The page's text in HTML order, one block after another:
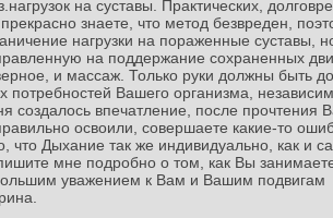
на суставы. Практических,
знаете, что метод безвреден,
нагрузки на пораженные суставы,
на поддержание сохраненных
и массаж. Только руки должны быть
потребностей Вашего организма,
создалось впечатление, после прочтения
освоили, совершаете какие-то
что Дыхание так же индивидуально, как и
мне подробно о том, как Вы
уважением к Вам и Вашим подвигам